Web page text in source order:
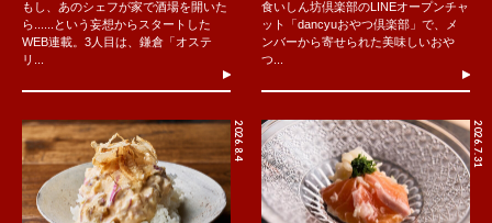
もし、あのシェフが家で酒場を開いた
ら......という妄想からスタートした
WEB連載。3人目は、鎌倉「オステ
リ...
食いしん坊倶楽部のLINEオープンチャ
ット「dancyuおやつ倶楽部」で、メ
ンバーから寄せられた美味しいおや
つ...
2026.8.4 2026.7.31